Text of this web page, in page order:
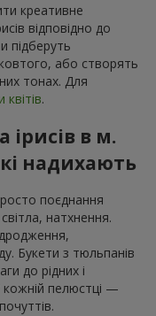
креативне
відповідно до
підберуть
або створять
тонах. Для
.
ірисів в м.
надихають
поєднання
натхнення.
Букети з тюльпанів
до рідних і
кожній пелюстці —